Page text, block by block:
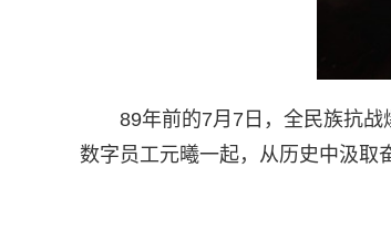
89年前的7月7日，全民族抗
数字员工元曦一起，从历史中汲取